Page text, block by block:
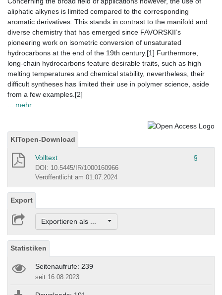
aliphatic alkynes is limited compared to the corresponding
aromatic derivatives. This stands in contrast to the manifold and
diverse chemistry that has emerged since FAVORSKII’s
pioneering work on isometric conversion of unsaturated
hydrocarbons at the end of the 19th century.[1] Furthermore,
long-chain hydrocarbons feature desirable traits, such as high
melting temperatures and chemical stability, nevertheless, their
difficult syntheses has limited their use in polymer science, aside
from a few examples.[2]
... mehr
KITopen-Download
Volltext §
DOI: 10.5445/IR/1000160966
Veröffentlicht am 01.07.2024
Export
Exportieren als ...
Statistiken
Seitenaufrufe: 239
seit 16.08.2023